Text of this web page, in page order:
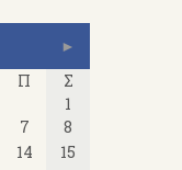
►
Π
Σ
1
7
8
14
15